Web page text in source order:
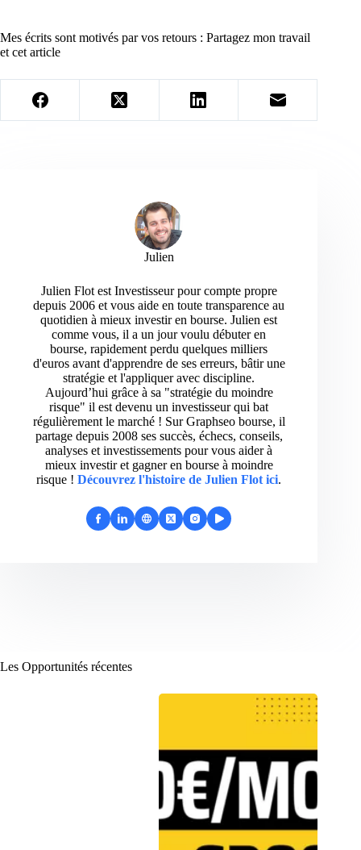
Mes écrits sont motivés par vos retours : Partagez mon travail
et cet article
Julien
Julien Flot est Investisseur pour compte propre
depuis 2006 et vous aide en toute transparence au
quotidien à mieux investir en bourse. Julien est
comme vous, il a un jour voulu débuter en
bourse, rapidement perdu quelques milliers
d'euros avant d'apprendre de ses erreurs, bâtir une
stratégie et l'appliquer avec discipline.
Aujourd’hui grâce à sa "stratégie du moindre
risque" il est devenu un investisseur qui bat
régulièrement le marché ! Sur Graphseo bourse, il
partage depuis 2008 ses succès, échecs, conseils,
analyses et investissements pour vous aider à
mieux investir et gagner en bourse à moindre
risque ! Découvrez l'histoire de Julien Flot ici.
Les Opportunités récentes